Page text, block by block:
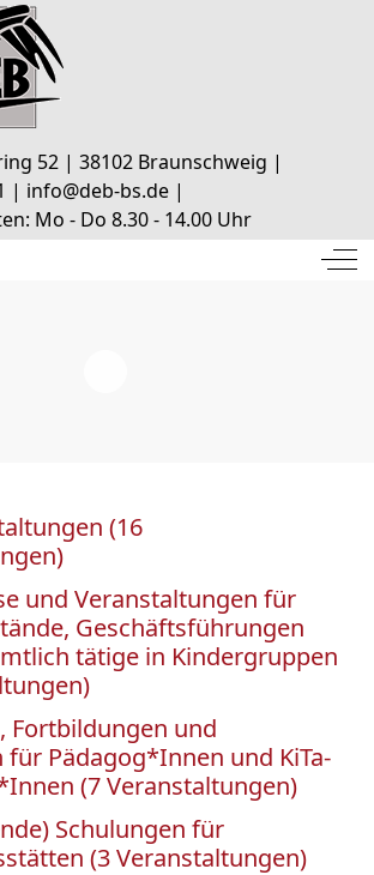
52 | 38102 Braunschweig |
| info@deb-bs.de |
Mo - Do 8.30 - 14.00 Uhr
(16
und Veranstaltungen für
Geschäftsführungen
tätige in Kindergruppen
Fortbildungen und
für Pädagog*Innen und KiTa-
(7 Veranstaltungen)
Schulungen für
(3 Veranstaltungen)